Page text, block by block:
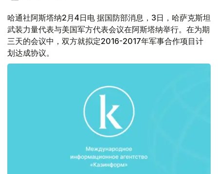
哈通社阿斯塔纳2月4日电 据国防部消息，3日，哈萨克斯坦
武装力量代表与美国军方代表会议在阿斯塔纳举行。在为期
三天的会议中，双方就拟定2016-2017年军事合作项目计
划达成协议。